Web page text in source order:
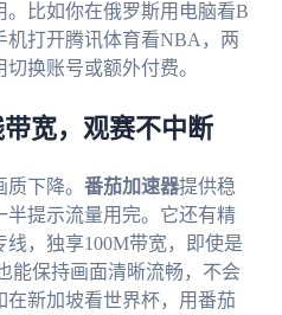
比如你在俄罗斯用电脑看B
机打开腾讯体育看NBA，两
换账号或额外付费。
宽，观赛不中断
下降。 番茄加速器提供稳
半提示流量用完。它还有精
，独享100M带宽，即使是
能保持画面清晰流畅，不会
在新加坡看世界杯，用番茄